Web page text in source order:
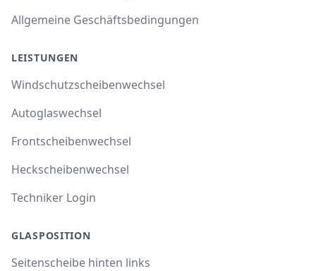
Allgemeine Geschäftsbedingungen
LEISTUNGEN
Windschutzscheibenwechsel
Autoglaswechsel
Frontscheibenwechsel
Heckscheibenwechsel
Techniker Login
GLASPOSITION
Seitenscheibe hinten links